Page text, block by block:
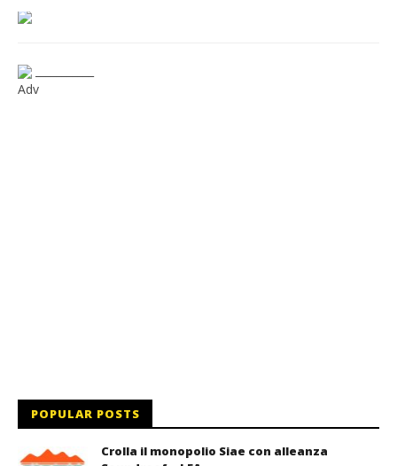
Adv
POPULAR POSTS
Crolla il monopolio Siae con alleanza